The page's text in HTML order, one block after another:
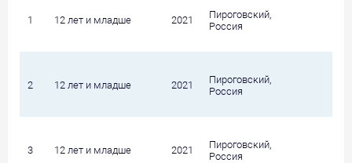
1 12 лет и младше 2021
Пироговский,
Россия
2 12 лет и младше 2021
Пироговский,
Россия
3 12 лет и младше 2021
Пироговский,
Россия